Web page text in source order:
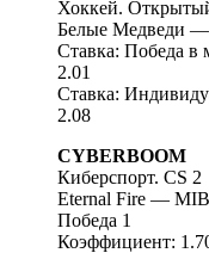
Хоккей.
Белые Медведи —
Ставка: Победа в
2.01
Ставка:
2.08
CYBERBOOM
Киберспорт. CS 2
Eternal Fire —
Победа 1
Коэффициент: